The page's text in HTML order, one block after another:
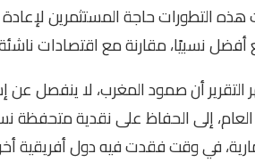
هذه التطورات حاجة المستثمرين
نسبيًا، مقارنة مع اقتصادات ناشئة
التقرير أن صمود المغرب، لا ينفصل عن
العام، إلى الحفاظ على نقدية متحفظة
في وقت فقدت فيه دول أفريقية